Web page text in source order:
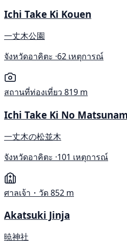
Ichi Take Ki Kouen
一丈木公園
จังหวัดอาคิตะ ·62 เหตุการณ์
สถานที่ท่องเที่ยว 819 m
Ichi Take Ki No
一丈木の松並木
จังหวัดอาคิตะ ·101 เหตุการณ์
ศาลเจ้า・วัด852 m
Akatsuki Jinja
暁神社